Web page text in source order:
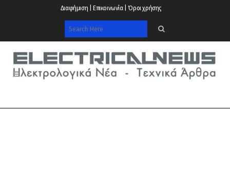
Διαφήμιση | Επικοινωνία | Όροι χρήσης